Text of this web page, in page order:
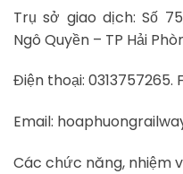
Trụ sở giao dịch: Số
Ngô Quyền – TP Hải
Điện thoại: 0313757265.
Email:
Các chức năng, nhiệm